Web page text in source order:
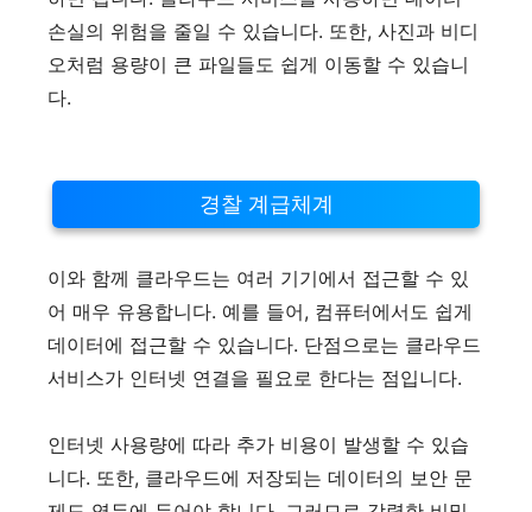
손실의 위험을 줄일 수 있습니다. 또한, 사진과 비디
오처럼 용량이 큰 파일들도 쉽게 이동할 수 있습니
다.
경찰 계급체계
이와 함께 클라우드는 여러 기기에서 접근할 수 있
어 매우 유용합니다. 예를 들어, 컴퓨터에서도 쉽게
데이터에 접근할 수 있습니다. 단점으로는 클라우드
서비스가 인터넷 연결을 필요로 한다는 점입니다.
인터넷 사용량에 따라 추가 비용이 발생할 수 있습
니다. 또한, 클라우드에 저장되는 데이터의 보안 문